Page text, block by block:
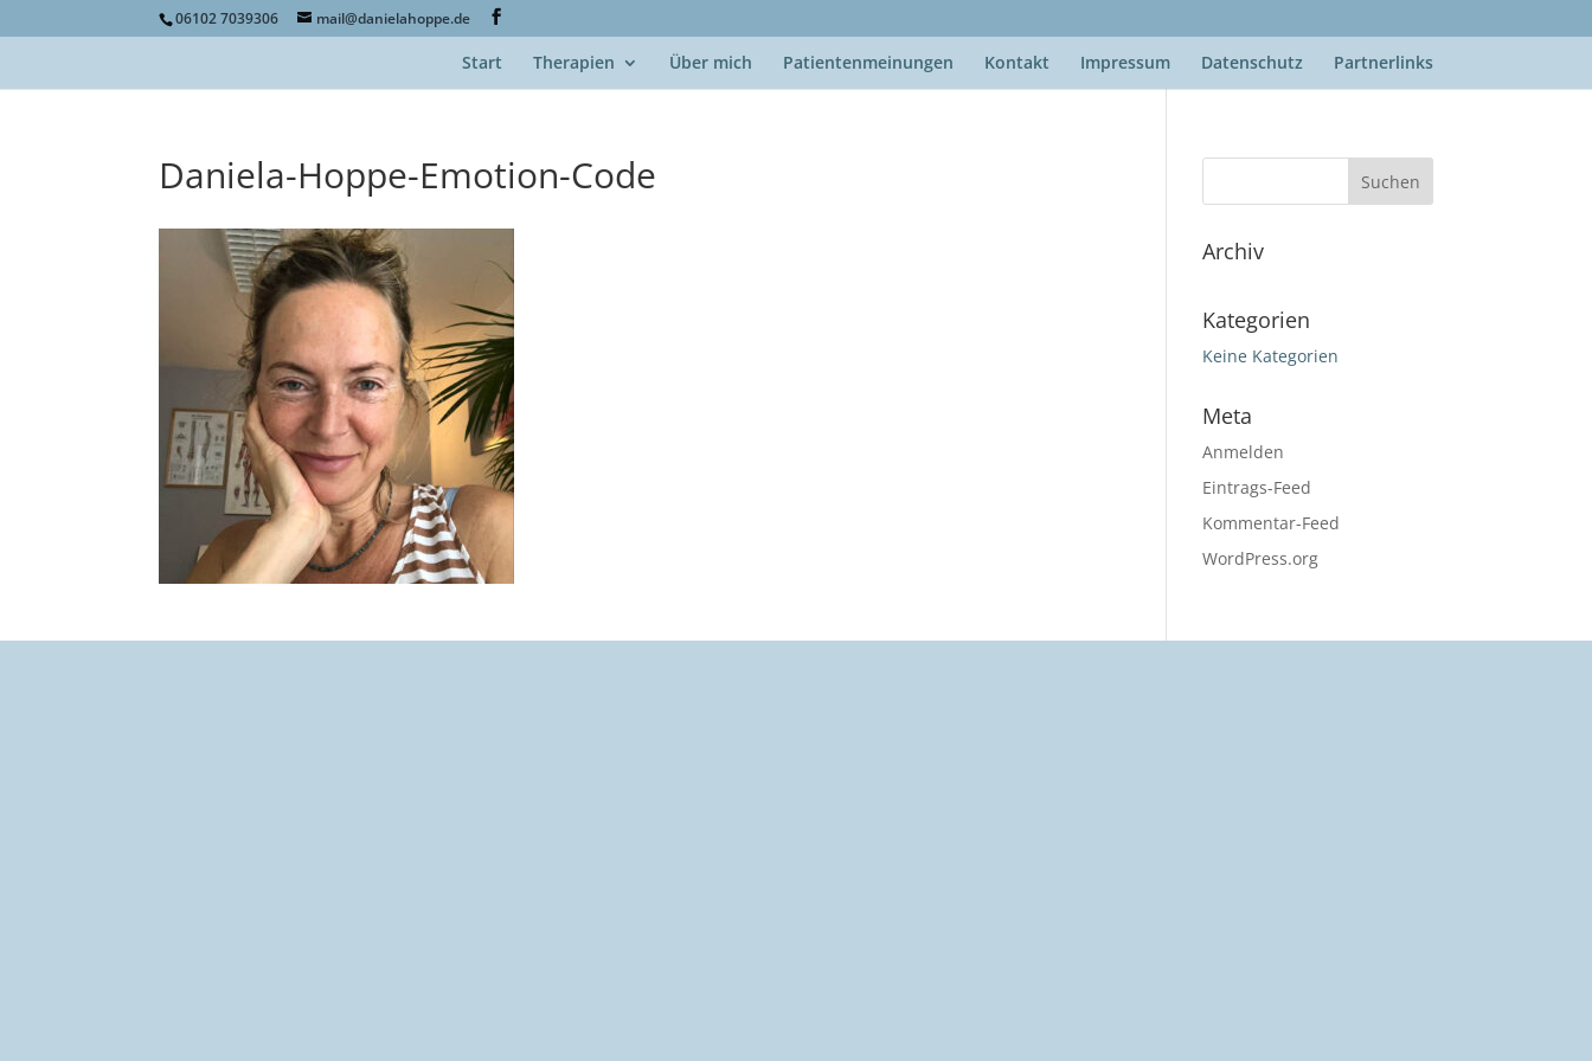
06102 7039306 mail@danielahoppe.de
Start Therapien Über mich Patientenmeinungen Kontakt Impressum Datenschutz Partnerlinks
Daniela-Hoppe-Emotion-Code
Archiv
Kategorien
Keine Kategorien
Meta
Anmelden
Eintrags-Feed
Kommentar-Feed
WordPress.org